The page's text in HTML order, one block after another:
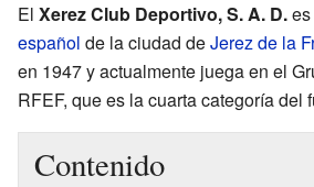
El Xerez Club Deportivo, S. A. D.
español de la ciudad deJerez de la
en 1947 y actualmente juega en el
RFEF, que es la cuarta categoría del
Contenido